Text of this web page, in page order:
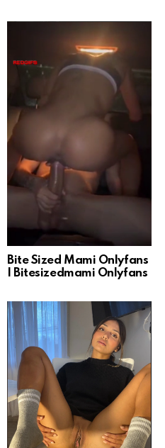
Bite Sized Mami Onlyfans
| Bitesizedmami Onlyfans